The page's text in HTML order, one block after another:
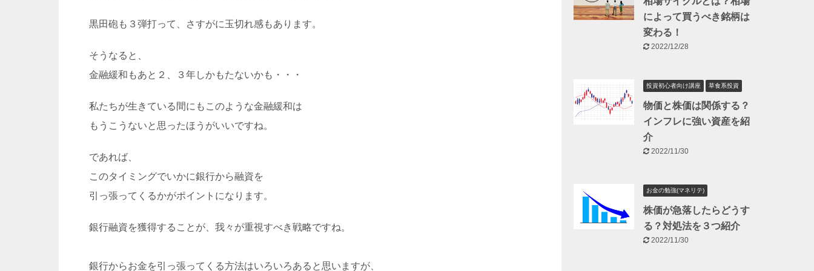
黒田砲も３弾打って、さすがに玉切れ感もあります。
そうなると、
金融緩和もあと２、３年しかもたないかも・・・
私たちが生きている間にもこのような金融緩和は
もうこうないと思ったほうがいいですね。
であれば、
このタイミングでいかに銀行から融資を
引っ張ってくるかがポイントになります。
銀行融資を獲得することが、我々が重視すべき戦略ですね。
銀行からお金を引っ張ってくる方法はいろいろあると思いますが、
によって買うべき銘柄は
変わる！
2022/12/28
投資初心者向け講座 草食系投資
物価と株価は関係する？
インフレに強い資産を紹
介
2022/11/30
お金の勉強(マネリテ)
株価が急落したらどうす
る？対処法を３つ紹介
2022/11/30